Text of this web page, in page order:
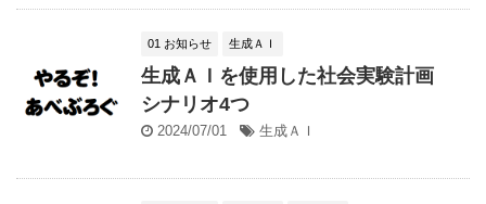
01 お知らせ 生成ＡＩ
生成ＡＩを使用した社会実験計画
シナリオ4つ
2024/07/01 生成ＡＩ